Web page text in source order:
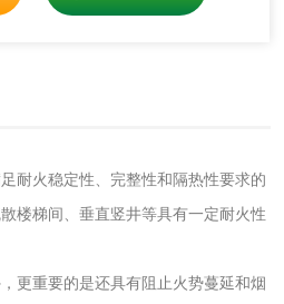
耐火稳定性、完整性和隔热性要求的
楼梯间、垂直竖井等具有一定耐火性
更重要的是还具有阻止火势蔓延和烟
毒理试验 化妆品毒理测试
验
性经口毒
化妆品皮肤变态反